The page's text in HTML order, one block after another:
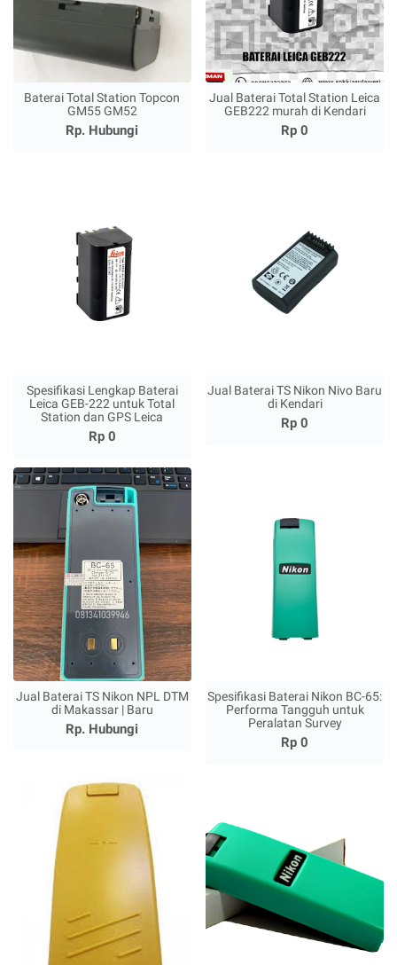
Baterai Total Station Topcon
GM55 GM52
Rp. Hubungi
Jual Baterai Total Station Leica
GEB222 murah di Kendari
Rp 0
Spesifikasi Lengkap Baterai
Leica GEB-222 untuk Total
Station dan GPS Leica
Rp 0
Jual Baterai TS Nikon Nivo Baru
di Kendari
Rp 0
Jual Baterai TS Nikon NPL DTM
di Makassar | Baru
Rp. Hubungi
Spesifikasi Baterai Nikon BC-65:
Performa Tangguh untuk
Peralatan Survey
Rp 0